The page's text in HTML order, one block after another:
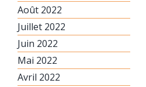
Août 2022
Juillet 2022
Juin 2022
Mai 2022
Avril 2022